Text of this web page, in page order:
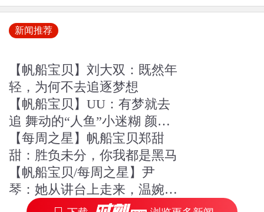
新闻推荐
【帆船宝贝】刘大双：既然年
轻，为何不去追逐梦想
【帆船宝贝】UU：有梦就去
追 舞动的“人鱼”小迷糊 颜色
不一样的烟火
【每周之星】帆船宝贝郑甜
甜：胜负未分，你我都是黑马
【帆船宝贝/每周之星】尹
琴：她从讲台上走来，温婉知
性，入水即“燃”